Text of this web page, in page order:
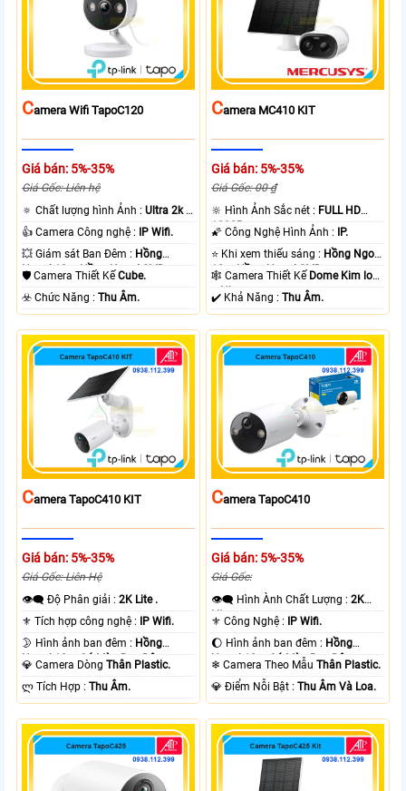
CAmera Wifi TapoC120
Giá bán: 5%-35%
Giá Gốc: Liên hệ
🔅 Chất lượng hình Ảnh :Ultra 2k +
.
👍 Camera Công nghệ :
IP Wifi.
💥 Giám sát Ban Đêm : Hồng
Ngoại 10m Hồng Ngoại SMD.
🛡 Camera Thiết KếCube.
️☣️ Chức Năng :Thu Âm.
CAmera MC410 KIT
Giá bán: 5%-35%
Giá Gốc: 00 ₫
🔆 Hình Ảnh Sắc nét : FULL HD
1080P .
🌠 Công Nghệ Hình Ảnh :
IP.
⭐ Khi xem thiếu sáng : Hồng Ngoại
10m Hồng Ngoại SMD.
🕸️ Camera Thiết Kế Dome Kim loại
+ Nhựa.
️✔️ Khả Năng :Thu Âm.
CAmera TapoC410 KIT
Giá bán: 5%-35%
Giá Gốc: Liên Hệ
👁️‍🗨 Độ Phân giải :2K Lite .
⚜️ Tích hợp công nghệ :
IP Wifi.
🌛 Hình ảnh ban đêm : Hồng
Ngoại 10m Có Màu Ban Ðêm.
💎 Camera DòngThân Plastic.
️ლ Tích Hợp :Thu Âm.
CAmera TapoC410
Giá bán: 5%-35%
Giá Gốc:
👁️‍🗨 Hình Ành Chất Lượng :2K
Lite .
⚜️ Công Nghệ :
IP Wifi.
🌔 Hình ảnh ban đêm : Hồng
Ngoại 10m Có Màu Ban Ðêm.
❄ Camera Theo MẫuThân Plastic.
️💎 Điểm Nỗi Bật :Thu Âm Và Loa.